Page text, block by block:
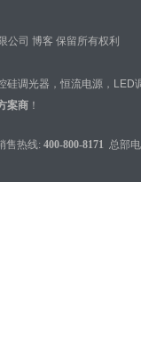
公司 博客 保留所有权利
硅调光器 ， 恒流电源 ， LED
案商 ！
售热线: 400-800-8171 总部